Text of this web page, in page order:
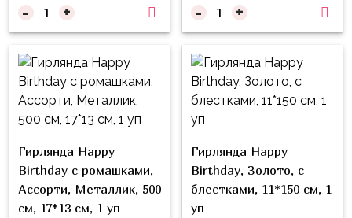
- + - +
Гирлянда Happy
Birthday с ромашками,
Ассорти, Металлик, 500
см, 17*13 см, 1 уп
Гирлянда Happy
Birthday, Золото, с
блестками, 11*150 см, 1
уп
Шары
для
Геймеров
Супергерои
Пиратская
Вечеринка
Девочкам
Бабочки,
жучки,